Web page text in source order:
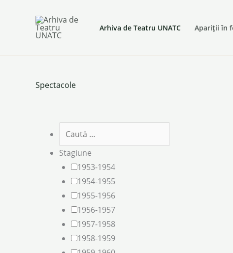
Arhiva de Teatru UNATC Apariții în
Spectacole
Stagiune
1953-1954
1954-1955
1955-1956
1956-1957
1957-1958
1958-1959